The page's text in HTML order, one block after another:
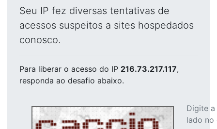
Seu IP fez diversas tentativas de
acessos suspeitos a sites hospedados
conosco.
Para liberar o acesso do IP 216.73.217.117,
responda ao desafio abaixo.
Digite
lado no